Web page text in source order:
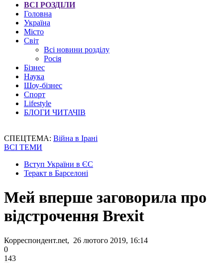
ВСІ РОЗДІЛИ
Головна
Україна
Місто
Світ
Всі новини розділу
Росія
Бізнес
Наука
Шоу-бізнес
Спорт
Lifestyle
БЛОГИ ЧИТАЧІВ
СПЕЦТЕМА: Війна в Ірані
ВСІ ТЕМИ
Вступ України в ЄС
Теракт в Барселоні
Мей вперше заговорила про
відстрочення Brexit
Корреспондент.net, 26 лютого 2019, 16:14
0
143